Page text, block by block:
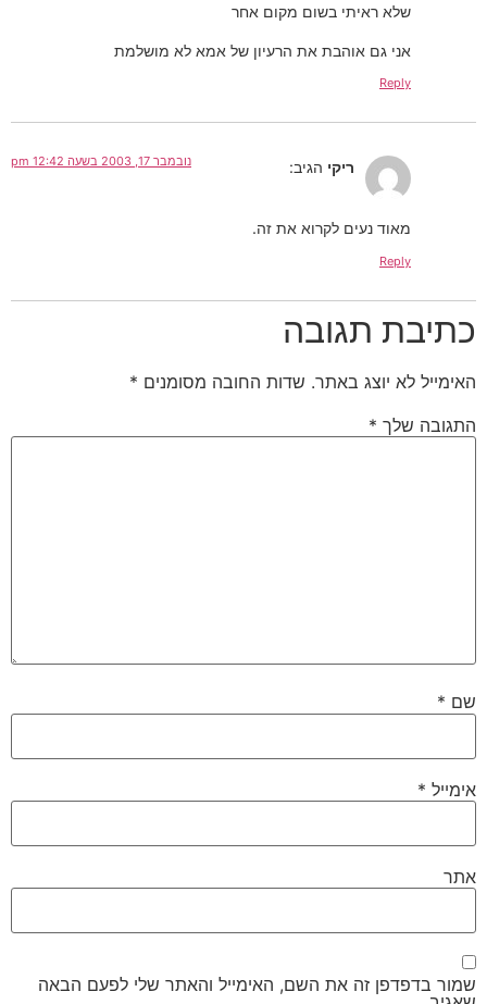
שלא ראיתי בשום מקום אחר
אני גם אוהבת את הרעיון של אמא לא מושלמת
Reply
ריקי הגיב: נובמבר 17, 2003 בשעה 12:42 pm
מאוד נעים לקרוא את זה.
Reply
כתיבת תגובה
האימייל לא יוצג באתר. שדות החובה מסומנים *
התגובה שלך *
שם *
אימייל *
אתר
שמור בדפדפן זה את השם, האימייל והאתר שלי לפעם הבאה